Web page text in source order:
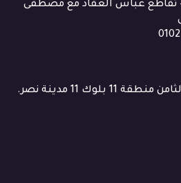
– تقاطع عباس العقاد مع مصطفى